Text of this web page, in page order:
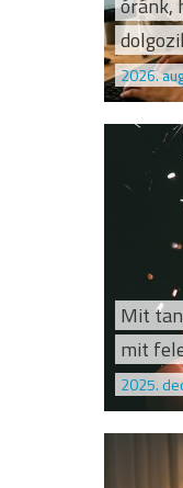
2026.
Mit
mit
2025.